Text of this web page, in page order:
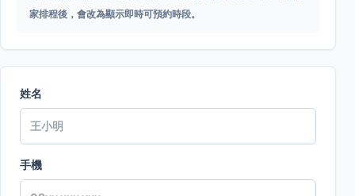
家排程後，會改為顯示即時可預約時段。
姓名
手機